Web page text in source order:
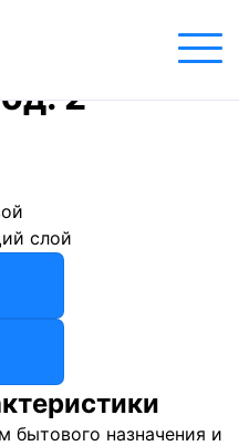
2
слой
бытового назначения и